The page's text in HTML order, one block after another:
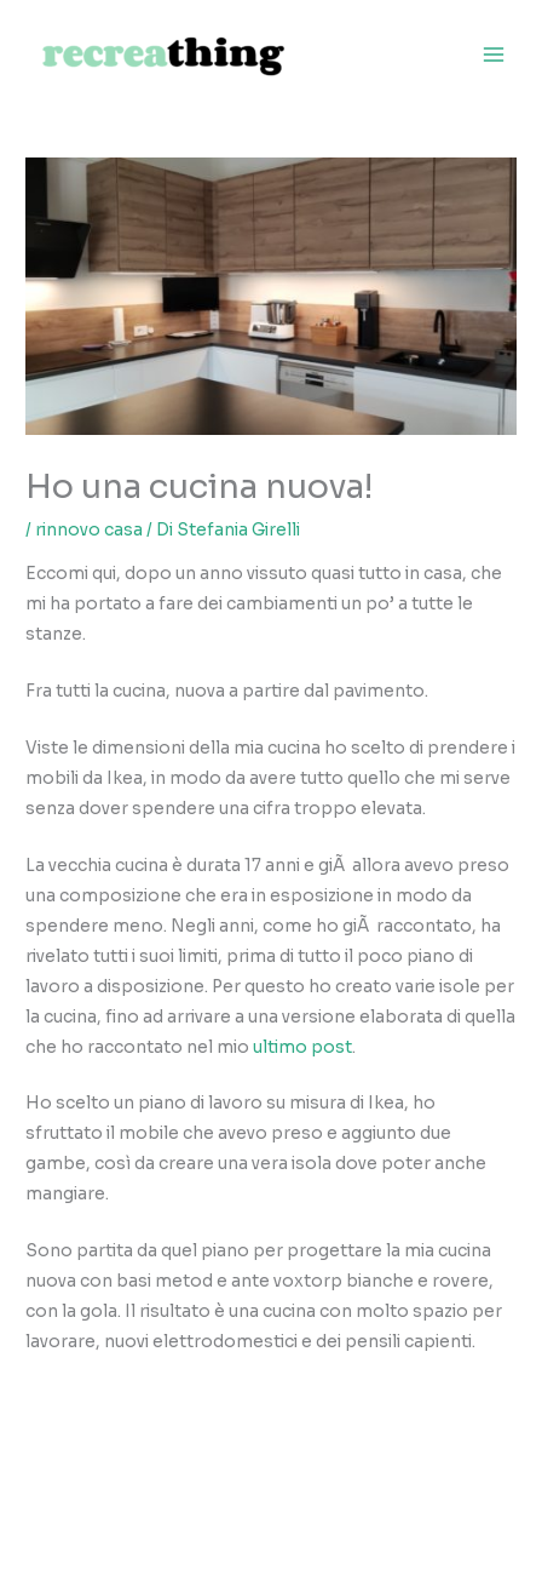
Ho una cucina nuova!
/ rinnovo casa / Di Stefania Girelli
Eccomi qui, dopo un anno vissuto quasi tutto in casa, che
mi ha portato a fare dei cambiamenti un po’ a tutte le
stanze.
Fra tutti la cucina, nuova a partire dal pavimento.
Viste le dimensioni della mia cucina ho scelto di prendere i
mobili da Ikea, in modo da avere tutto quello che mi serve
senza dover spendere una cifra troppo elevata.
La vecchia cucina è durata 17 anni e giÃ allora avevo preso
una composizione che era in esposizione in modo da
spendere meno. Negli anni, come ho giÃ raccontato, ha
rivelato tutti i suoi limiti, prima di tutto il poco piano di
lavoro a disposizione. Per questo ho creato varie isole per
la cucina, fino ad arrivare a una versione elaborata di quella
che ho raccontato nel mioultimo post.
Ho scelto un piano di lavoro su misura di Ikea, ho
sfruttato il mobile che avevo preso e aggiunto due
gambe, così da creare una vera isola dove poter anche
mangiare.
Sono partita da quel piano per progettare la mia cucina
nuova con basi metod e ante voxtorp bianche e rovere,
con la gola. Il risultato è una cucina con molto spazio per
lavorare, nuovi elettrodomestici e dei pensili capienti.